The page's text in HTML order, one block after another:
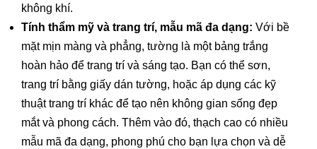
không khí.
Tính thẩm mỹ và trang trí, mẫu mã đa dạng: Với bề
mặt mịn màng và phẳng, tường là một bảng trắng
hoàn hảo để trang trí và sáng tạo. Bạn có thể sơn,
trang trí bằng giấy dán tường, hoặc áp dụng các kỹ
thuật trang trí khác để tạo nên không gian sống đẹp
mắt và phong cách. Thêm vào đó, thạch cao có nhiều
mẫu mã đa dạng, phong phú cho bạn lựa chọn và dễ